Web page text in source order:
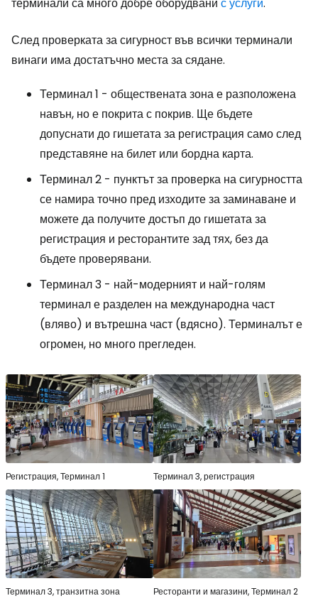
След проверката за сигурност във всички терминали
винаги има достатъчно места за сядане.
Терминал 1 - обществената зона е разположена
навън, но е покрита с покрив. Ще бъдете
допуснати до гишетата за регистрация само след
представяне на билет или бордна карта.
Терминал 2 - пунктът за проверка на сигурността
се намира точно пред изходите за заминаване и
можете да получите достъп до гишетата за
регистрация и ресторантите зад тях, без да
бъдете проверявани.
Терминал 3 - най-модерният и най-голям
терминал е разделен на международна част
(вляво) и вътрешна част (вдясно). Терминалът е
огромен, но много прегледен.
Регистрация, Терминал 1 Терминал 3, регистрация
Терминал 3, транзитна зона Ресторанти и магазини, Терминал 2